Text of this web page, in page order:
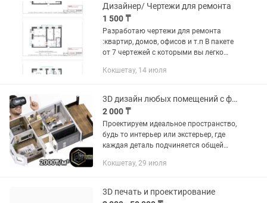
Дизайнер/ Чертежи для ремонта
1 500 ₸
Разработаю чертежи для ремонта
:квартир, домов, офисов и т.п В пакете
от 7 чертежей с которыми вы легко
Кокшетау, 14 июля
3D дизайн любых помещений с фотореалистичной визуализацией
2 000 ₸
Проектируем идеальное пространство,
будь то интерьер или экстерьер, где
каждая деталь подчиняется общей
проектирование функциональных,
с...
Кокшетау, 29 июля
3D печать и проектирование